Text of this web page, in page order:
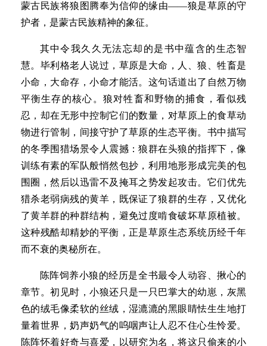
蒙古民族将狼图腾奉为信仰的缘由——狼是草原的守
护者，是蒙古民族精神的象征。
其中令我久久无法忘却的是书中蕴含的生态智
慧。毕利格老人说过，草原是大命，人、狼、牲畜是
小命，大命存，小命才能活。这句话道出了自然万物
平衡生存的核心。狼对牲畜和野物的捕食，看似残
忍，却在无形中控制它们的数量，对草原上的食草动
物进行管制，间接守护了草原的生态平衡。书中描写
的冬季围猎场景令人震撼：狼群在头狼的指挥下，像
训练有素的军队般悄然包抄，利用地形形成完美的包
围圈，然后以迅雷不及掩耳之势发起攻击。它们优先
猎杀老弱病残的黄羊，既保证了狼群的生存，又优化
了黄羊群的种群结构，避免过度啃食破坏草原植被。
这种残酷却精妙的平衡，正是草原生态系统历经千年
而不衰的奥秘所在。
陈阵饲养小狼的经历是全书最令人动容、揪心的
章节。初见时，小狼还只是一只巴掌大的幼崽，灰黑
色的绒毛像柔软的丝绒，湿漉漉的黑眼睛怯生生地打
量着世界，奶声奶气的呜咽声让人忍不住心生怜爱。
陈阵怀着好奇与喜爱，以研究为名，将这只偷来的小